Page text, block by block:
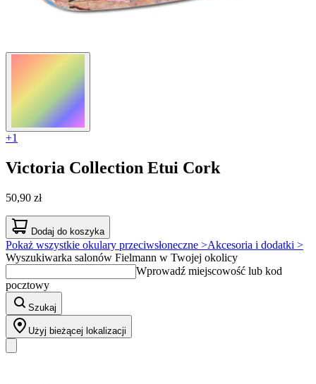
+1
Victoria Collection Etui Cork
50,90 zł
Dodaj do koszyka
Pokaż wszystkie okulary przeciwsłoneczne >Akcesoria i dodatki >
Wyszukiwarka salonów Fielmann w Twojej okolicy
Wprowadź miejscowość lub kod
pocztowy
Szukaj
Użyj bieżącej lokalizacji